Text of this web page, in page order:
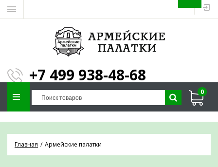
+7 499 938-48-68
0
Главная Армейские палатки
ЗАПОЛНИТЕ ФОРМУ И
МЫ ПОДБЕРЕМ
ПАЛАТКУ ПОД ВАШИ
ПАРАМЕТРЫ!
Отправим предложение на почту и
проконсультируем по любым вопросам